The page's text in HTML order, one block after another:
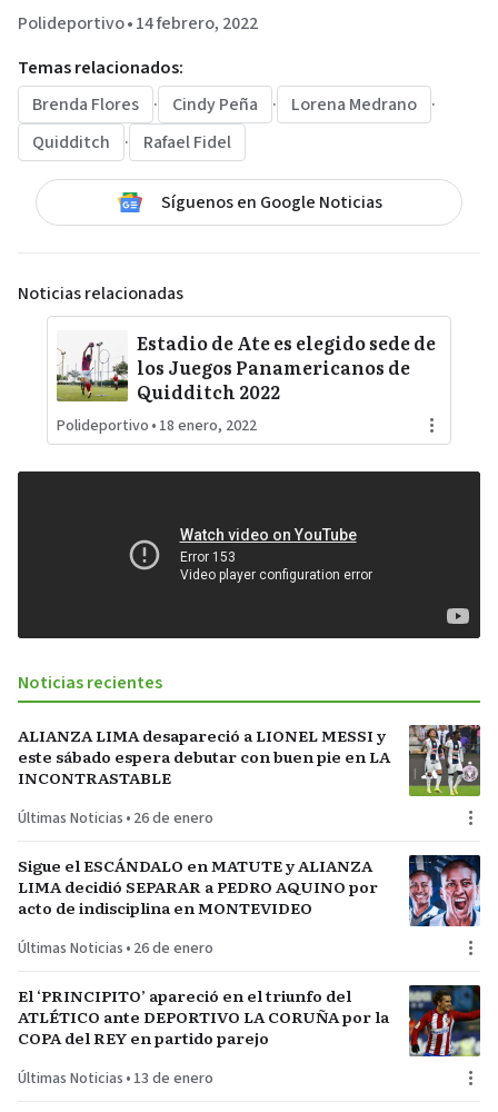
Polideportivo•14 febrero, 2022
Temas relacionados:
Brenda Flores
· Cindy Peña · Lorena Medrano
·
Quidditch
· Rafael Fidel
Síguenos en Google Noticias
Noticias relacionadas
Estadio de Ate es elegido sede de
los Juegos Panamericanos de
Quidditch 2022
Polideportivo • 18 enero, 2022
Noticias recientes
ALIANZA LIMA desapareció a LIONEL MESSI y
este sábado espera debutar con buen pie en LA
INCONTRASTABLE
Últimas Noticias • 26 de enero
Sigue el ESCÁNDALO en MATUTE y ALIANZA
LIMA decidió SEPARAR a PEDRO AQUINO por
acto de indisciplina en MONTEVIDEO
Últimas Noticias • 26 de enero
El ‘PRINCIPITO’ apareció en el triunfo del
ATLÉTICO ante DEPORTIVO LA CORUÑA por la
COPA del REY en partido parejo
Últimas Noticias • 13 de enero